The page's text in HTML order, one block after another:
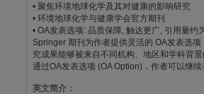
• 聚焦环境地球化学及其对健康的影响研究
• 环境地球化学与健康学会官方期刊
• OA发表选项: 品质保障, 触达更广, 引用量约
Springer 期刊为作者提供灵活的 OA发表选
究成果能够被来自不同机构、地区和学科背
通过OA发表选项 (OA Option)，作者可以继
英文简介：